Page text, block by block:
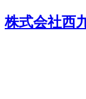
株式会社西